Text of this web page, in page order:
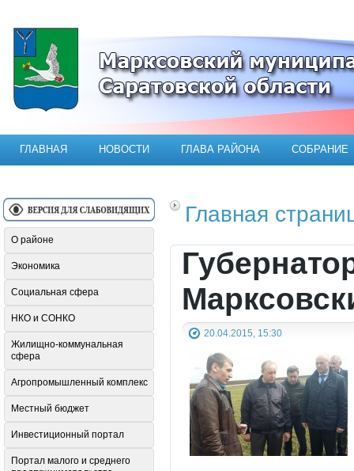
Официальный сайт Марксовского
ГЛАВНАЯ НОВОСТИ ГЛАВА РАЙОНА СОБРАНИЕ
Главная
20.04.2015, 15:30
О районе
Экономика
Социальная сфера
НКО и СОНКО
Жилищно-коммунальная
сфера
Агропромышленный комплекс
Местный бюджет
Инвестиционный портал
Портал малого и среднего